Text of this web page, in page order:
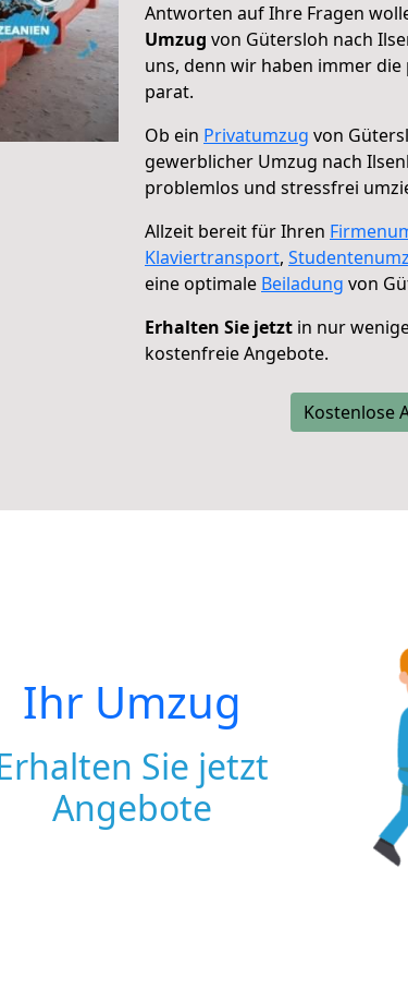
Antworten auf Ihre Fragen
Umzug von Gütersloh nach
uns, denn wir haben immer
parat.
Ob ein Privatumzug von
gewerblicher Umzug nach
problemlos und stressfrei
Allzeit bereit für Ihren
Klaviertransport,
eine optimale Beiladung von
Erhalten Sie jetzt in nur
kostenfreie Angebote.
Kostenlose
Ihr Umzug
Sie jetzt
Angebote